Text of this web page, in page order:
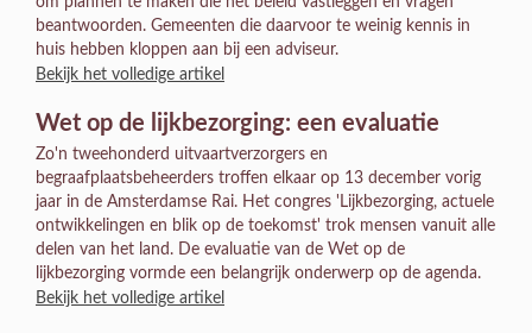
beantwoorden. Gemeenten die daarvoor te weinig kennis in
huis hebben kloppen aan bij een adviseur.
Bekijk het volledige artikel
Wet op de lijkbezorging: een evaluatie
Zo'n tweehonderd uitvaartverzorgers en
begraafplaatsbeheerders troffen elkaar op 13 december vorig
jaar in de Amsterdamse Rai. Het congres 'Lijkbezorging, actuele
ontwikkelingen en blik op de toekomst' trok mensen vanuit alle
delen van het land. De evaluatie van de Wet op de
lijkbezorging vormde een belangrijk onderwerp op de agenda.
Bekijk het volledige artikel